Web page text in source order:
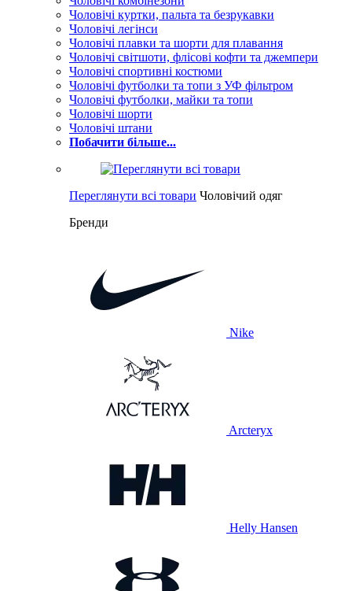
Чоловічі куртки, пальта та безрукавки
Чоловічі легінси
Чоловічі плавки та шорти для плавання
Чоловічі світшоти, флісові кофти та джемпери
Чоловічі спортивні костюми
Чоловічі футболки та топи з УФ фільтром
Чоловічі футболки, майки та топи
Чоловічі шорти
Чоловічі штани
Побачити більше...
Переглянути всі товари Чоловічий одяг
Бренди
Nike
Arcteryx
Helly Hansen